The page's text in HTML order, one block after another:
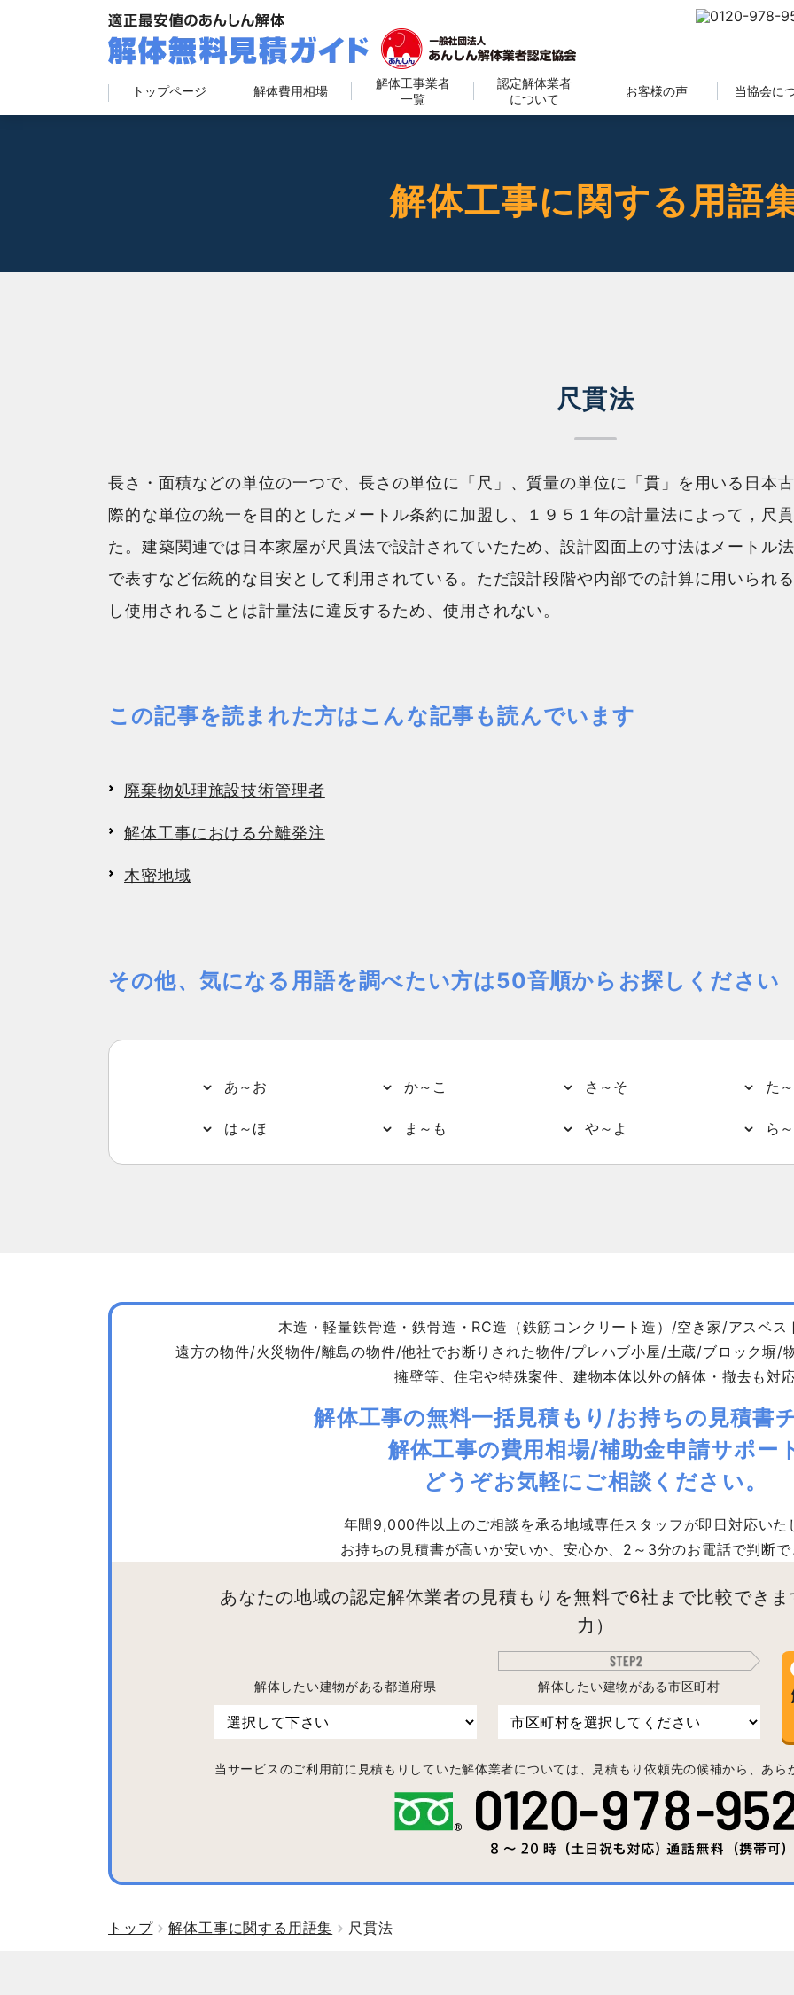
トップページ 解体費用相場
解体工事業者
一覧
認定解体業者
について
お客様の声 当協会に
解体工事に関する用語
尺貫法
長さ・面積などの単位の一つで、長さの単位に「尺」、質量の単位に「貫」を用いる日本
際的な単位の統一を目的としたメートル条約に加盟し、１９５１年の計量法によって，尺
た。建築関連では日本家屋が尺貫法で設計されていたため、設計図面上の寸法はメートル
で表すなど伝統的な目安として利用されている。ただ設計段階や内部での計算に用いられ
し使用されることは計量法に違反するため、使用されない。
この記事を読まれた方はこんな記事も読んでいます
廃棄物処理施設技術管理者
解体工事における分離発注
木密地域
その他、気になる用語を調べたい方は50音順からお探しください
あ～お か～こ さ～そ た
は～ほ ま～も や～よ ら
木造・軽量鉄骨造・鉄骨造・RC造（鉄筋コンクリート造）/空き家/アスベ
遠方の物件/火災物件/離島の物件/他社でお断りされた物件/プレハブ小屋/土蔵/ブロック塀/
擁壁等、住宅や特殊案件、建物本体以外の解体・撤去も対
解体工事の無料一括見積もり/お持ちの見積書
解体工事の費用相場/補助金申請サポー
どうぞお気軽にご相談ください。
年間9,000件以上のご相談を承る地域専任スタッフが即日対応いた
お持ちの見積書が高いか安いか、安心か、2～3分のお電話で判断
あなたの地域の認定解体業者の見積もりを無料で6社まで比較できま
力）
解体したい建物がある都道府県 解体したい建物がある市区町村
当サービスのご利用前に見積もりしていた解体業者については、見積もり依頼先の候補から、あら
トップ 解体工事に関する用語集 尺貫法